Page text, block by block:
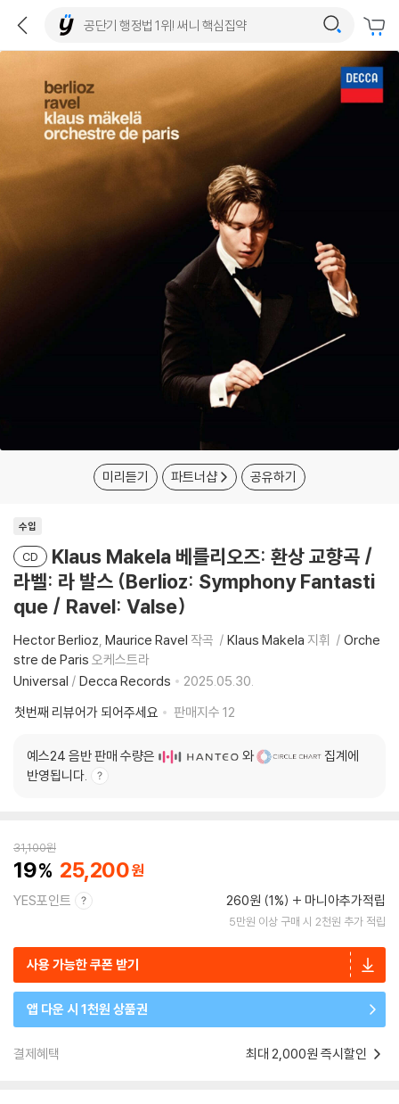
미리듣기 파트너샵 공유하기
수입
CD
Klaus Makela 베를리오즈: 환상 교향곡 /
라벨: 라 발스 (Berlioz: Symphony Fantasti
que / Ravel: Valse)
Hector Berlioz Maurice Ravel 작곡 Klaus Makela 지휘
Orche
stre de Paris 오케스트라
Universal / Decca Records
2025.05.30.
첫번째 리뷰어가 되어주세요
판매지수 12
예스24 음반 판매 수량은 와
집계에
반영됩니다.
31,100원
19 25,200
YES포인트 260원 (1%) 마니아추가적립
5만원 이상 구매 시 2천원 추가 적립
사용 가능한 쿠폰 받기
앱 다운 시 1천원 상품권
결제혜택 최대 2,000원 즉시할인